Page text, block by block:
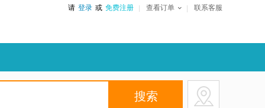
请 登录 或 免费注册 查看订单 联系客服